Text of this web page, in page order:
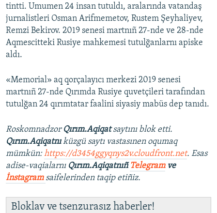
tintti. Umumen 24 insan tutuldı, aralarında vatandaş
jurnalistleri Osman Arifmemetov, Rustem Şeyhaliyev,
Remzi Bekirov. 2019 senesi martnıñ 27-nde ve 28-nde
Aqmescitteki Rusiye mahkemesi tutulğanlarnı apiske
aldı.
«Memorial» aq qorçalayıcı merkezi 2019 senesi
martnıñ 27-nde Qırımda Rusiye quvetçileri tarafından
tutulğan 24 qırımtatar faalini siyasiy mabüs dep tanıdı.
Roskomnadzor Qırım.Aqiqatsaytını blok etti.
Qırım.Aqiqatnıküzgü saytı vastasınen oqumaq
mümkün:https://d3454ggyqnys2v.cloudfront.net. Esas
adise-vaqialarnı Qırım.Aqiqatnıñ Telegramve
İnstagram saifelerinden taqip etiñiz.
Bloklav ve tsenzurasız haberler!